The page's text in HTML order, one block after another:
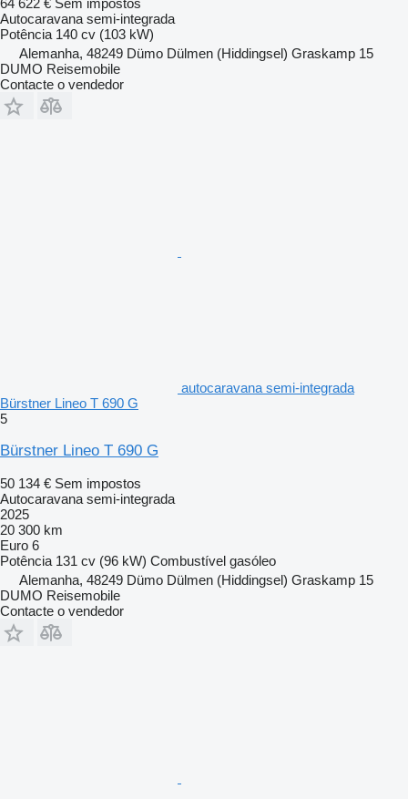
Autocaravana semi-integrada
Potência 140 cv (103 kW)
Alemanha, 48249 Dümo Dülmen (Hiddingsel) Graskamp 15
DUMO Reisemobile
Contacte o vendedor
autocaravana semi-integrada
Bürstner Lineo T 690 G
5
Bürstner Lineo T 690 G
50 134 € Sem impostos
Autocaravana semi-integrada
2025
20 300 km
Euro 6
Potência 131 cv (96 kW) Combustível gasóleo
Alemanha, 48249 Dümo Dülmen (Hiddingsel) Graskamp 15
DUMO Reisemobile
Contacte o vendedor